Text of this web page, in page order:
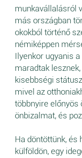
munkavállalásról
más országban
okokból történő
némiképpen
Ilyenkor ugyanis
maradtak
kisebbségi
mivel az
többnyire előnyös
önbizalmat, és
Ha döntöttünk, és
külföldön, egy